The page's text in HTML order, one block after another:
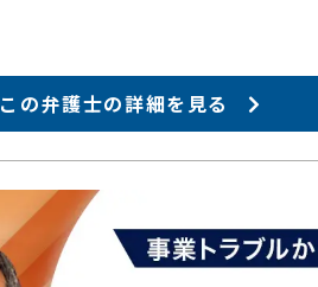
この弁護士の詳細を見る